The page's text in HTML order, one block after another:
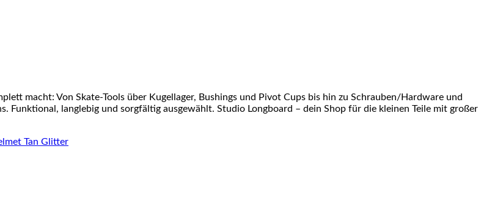
macht: Von Skate-Tools über Kugellager, Bushings und Pivot Cups bis hin zu Schrauben/Hardware und
Funktional, langlebig und sorgfältig ausgewählt. Studio Longboard – dein Shop für die kleinen Teile mit großer